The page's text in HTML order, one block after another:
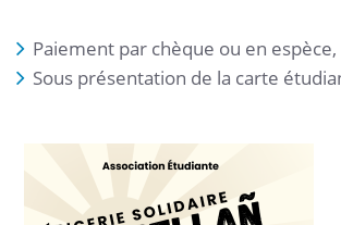
Paiement par chèque ou en espèce,
Sous présentation de la carte